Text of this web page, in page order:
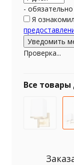
-
Я
Проверка...
Все товары